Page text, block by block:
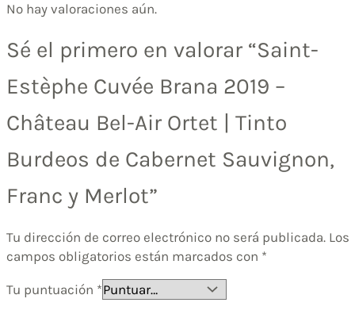
No hay valoraciones aún.
Sé el primero en valorar “Saint-
Estèphe Cuvée Brana 2019 –
Château Bel-Air Ortet | Tinto
Burdeos de Cabernet Sauvignon,
Franc y Merlot”
Tu dirección de correo electrónico no será publicada. Los
campos obligatorios están marcados con *
Tu puntuación *